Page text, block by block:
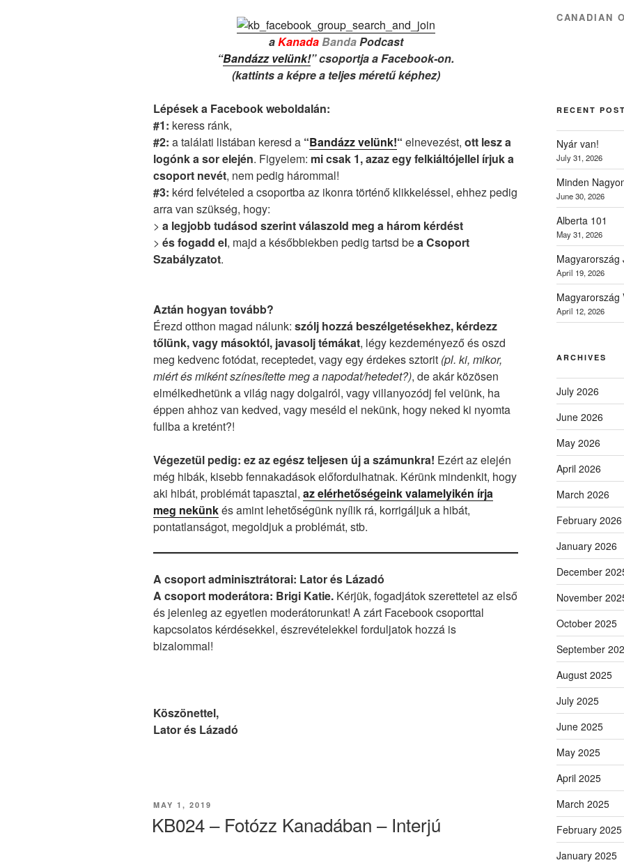
aKanada BandaPodcast
“Bandázz velünk!” csoportja a Facebook-on.
(kattints a képre a teljes méretű képhez)
Lépések a Facebook weboldalán:
#1: keress ránk,
#2: a találati listában keresd a “Bandázz velünk!“ elnevezést, ott lesz a
logónk a sor elején. Figyelem: mi csak 1, azaz egy felkiáltójellel írjuk a
csoport nevét, nem pedig hárommal!
#3: kérd felvételed a csoportba az ikonra történő klikkeléssel, ehhez pedig
arra van szükség, hogy:
> a legjobb tudásod szerint válaszold meg a három kérdést
> és fogadd el, majd a későbbiekben pedig tartsd bea Csoport
Szabályzatot.
Aztán hogyan tovább?
Érezd otthon magad nálunk: szólj hozzá beszélgetésekhez, kérdezz
tőlünk, vagy másoktól, javasolj témákat, légy kezdeményező és oszd
meg kedvenc fotódat, receptedet, vagy egy érdekes sztorit (pl. ki, mikor,
miért és miként színesítette meg a napodat/hetedet?), de akár közösen
elmélkedhetünk a világ nagy dolgairól, vagy villanyozódj fel velünk, ha
éppen ahhoz van kedved, vagy meséld el nekünk, hogy neked ki nyomta
fullba a kretént?!
Végezetül pedig: ez az egész teljesen új a számunkra! Ezért az elején
még hibák, kisebb fennakadások előfordulhatnak. Kérünk mindenkit, hogy
aki hibát, problémát tapasztal, az elérhetőségeink valamelyikén írja
meg nekünkés amint lehetőségünk nyílik rá, korrigáljuk a hibát,
pontatlanságot, megoldjuk a problémát, stb.
A csoport adminisztrátorai: Lator és Lázadó
A csoport moderátora: Brigi Katie. Kérjük, fogadjátok szerettetel az első
és jelenleg az egyetlen moderátorunkat! A zárt Facebook csoporttal
kapcsolatos kérdésekkel, észrevételekkel forduljatok hozzá is
bizalommal!
Köszönettel,
Lator és Lázadó
POSTED
MAY 1, 2019
KB024 – Fotózz Kanadában – Interjú
CANADIAN
RECENT
Nyár van!
July 31, 2026
Minden
June 30, 2026
Alberta 101
May 31, 2026
Magyarország
April 19, 2026
Magyarország
April 12, 2026
ARCHIVES
July 2026
June 2026
May 2026
April 2026
March 2026
February 2026
January 2026
December
November
October 2025
September
August 2025
July 2025
June 2025
May 2025
April 2025
March 2025
February 2025
January 2025